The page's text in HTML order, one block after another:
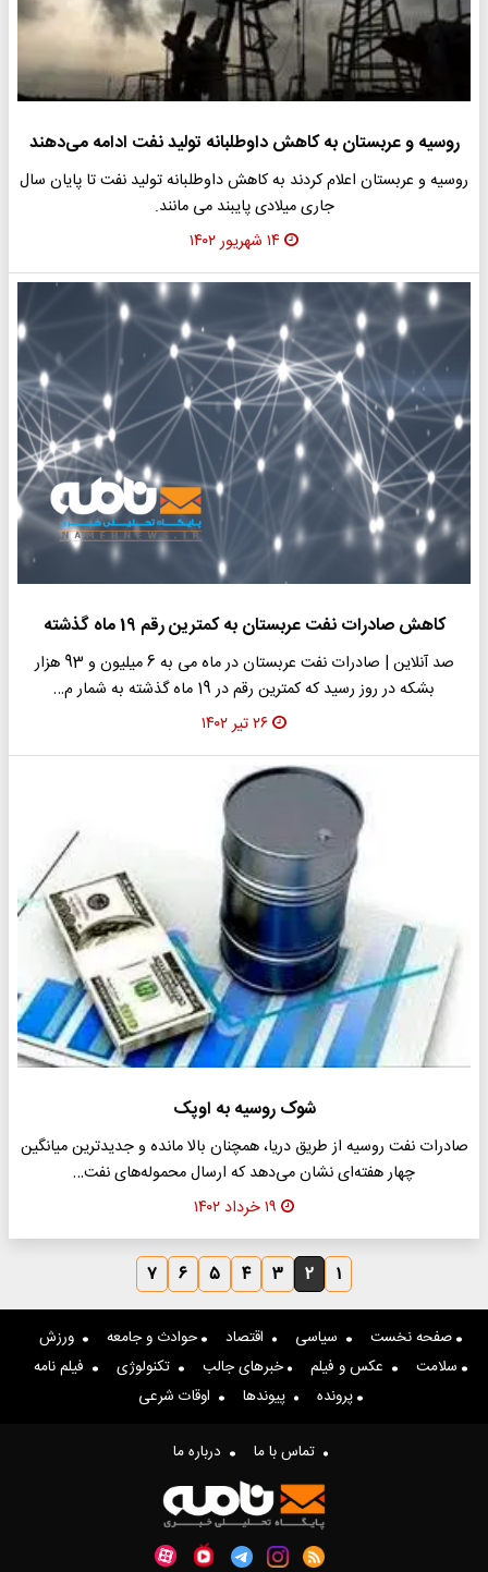
روسیه و عربستان به کاهش داوطلبانه تولید نفت ادامه می‌دهند
روسیه و عربستان اعلام کردند به کاهش داوطلبانه تولید نفت تا پایان سال
جاری میلادی پایبند می مانند.
۱۴ شهریور ۱۴۰۲
کاهش صادرات نفت عربستان به کمترین رقم 19 ماه گذشته
صد آنلاین | صادرات نفت عربستان در ماه می به 6 میلیون و 93 هزار
بشکه در روز رسید که کمترین رقم در 19 ماه گذشته به شمار م…
۲۶ تیر ۱۴۰۲
شوک روسیه به اوپک
صادرات نفت روسیه از طریق دریا، همچنان بالا مانده و جدیدترین میانگین
چهار هفته‌ای نشان می‌دهد که ارسال محموله‌های نفت…
۱۹ خرداد ۱۴۰۲
۱ ۲ ۳ ۴ ۵ ۶ ۷
صفحه نخست سیاسی اقتصاد حوادث و جامعه
ورزش
سلامت
عکس و فیلم خبرهای جالب تکنولوژی
فیلم نامه
پرونده
پیوندها اوقات شرعی
تماس با ما درباره ما